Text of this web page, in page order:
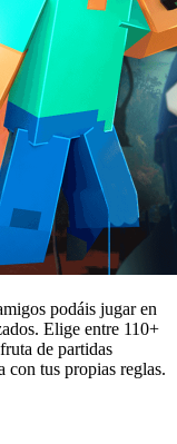
podáis jugar en
Elige entre 110+
de partidas
con tus propias reglas.